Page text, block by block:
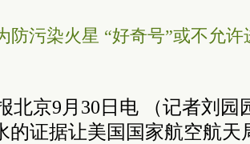
防污染火星 “好奇号”或不允
北京9月30日电 （记者刘园
的证据让美国国家航空航天